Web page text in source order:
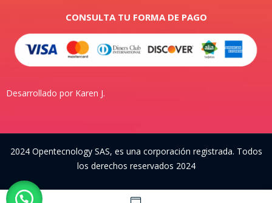
CONSULTA TU FORMA DE PAGO
Desarrollado por Karen J.
2024 Opentecnology SAS, es una corporación registrada. Todos
los derechos reservados 2024